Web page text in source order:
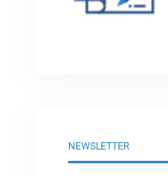
NEWSLETTER